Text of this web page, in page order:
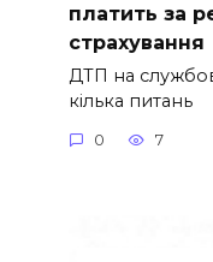
платить за
страхування
ДТП на
кілька питань
0 7